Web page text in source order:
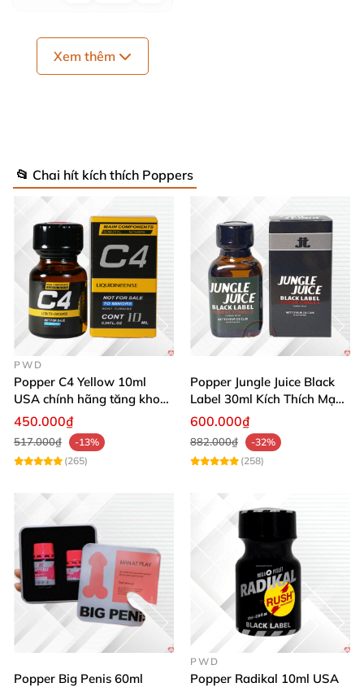
Xem thêm
📂 Chai hít kích thích Poppers
PWD
Popper C4 Yellow 10ml
USA chính hãng tăng khoái
cảm mạnh
450.000₫
517.000₫
-13%
(265)
Popper Jungle Juice Black
Label 30ml Kích Thích Mạnh
Mẽ Hưng Phấn
600.000₫
882.000₫
-32%
(258)
Popper Big Penis 60ml
PWD
Popper Radikal 10ml USA